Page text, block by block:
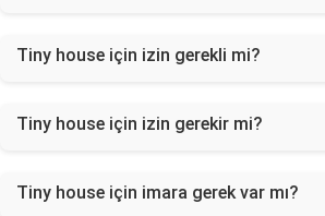
Tiny house için izin gerekli mi?
Tiny house için izin gerekir mi?
Tiny house için imara gerek var mı?